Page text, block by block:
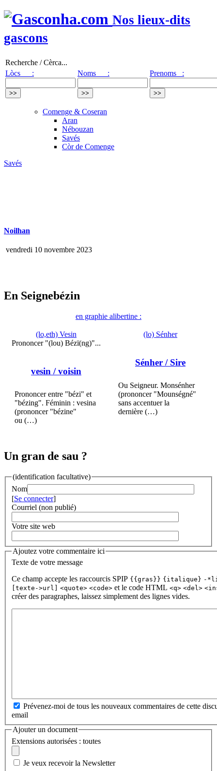
Nos lieux-dits
gascons
Recherche / Cèrca...
Lòcs :
Noms : Prenoms :
Comenge & Coseran
Aran
Nébouzan
Savés
Còr de Comenge
Savés
Noilhan
vendredi 10 novembre 2023
En Seignebézin
en graphie alibertine :
(lo,eth) Vesin
Prononcer "(lou) Bézï(ng)"...
vesin / voisin
Prononcer entre "bézi" et
"bézing". Féminin : vesina
(prononcer "bézine"
ou (…)
(lo) Sénher
Sénher / Sire
Ou Seigneur. Monsénher
(prononcer "Mounségné"
sans accentuer la
dernière (…)
Un gran de sau ?
(identification facultative)
Nom
[Se connecter]
Courriel (non publié)
Votre site web
Ajoutez votre commentaire ici
Texte de votre message
Ce champ accepte les raccourcis SPIP {{gras}} {italique} -
[texte->url]
<quote> <code> et le code HTML <q> <del>
créer des paragraphes, laissez simplement des lignes vides.
Prévenez-moi de tous les nouveaux commentaires de cette
email
Ajouter un document
Extensions autorisées : toutes
Je veux recevoir la Newsletter